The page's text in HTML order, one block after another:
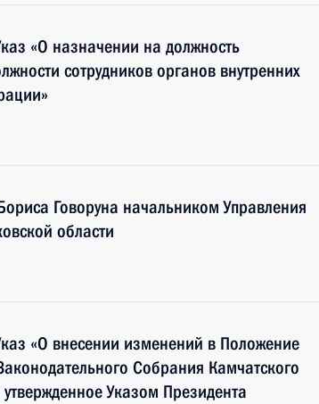
«О назначении на должность
сотрудников органов внутренних
Говоруна начальником Управления
области
«О внесении изменений в Положение
Собрания Камчатского
Указом Президента